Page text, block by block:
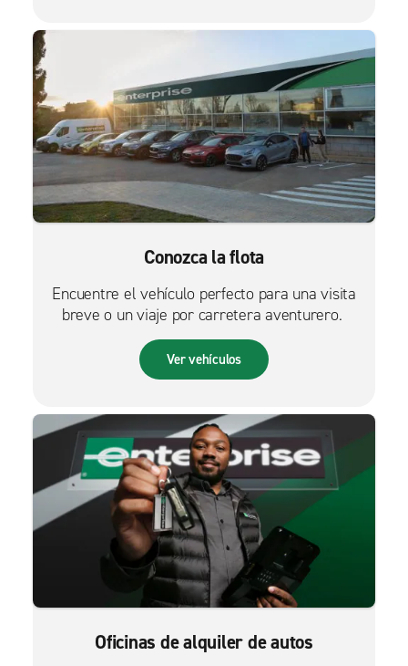
Conozca la flota
Encuentre el vehículo perfecto para una visita
breve o un viaje por carretera aventurero.
Ver vehículos
Oficinas de alquiler de autos